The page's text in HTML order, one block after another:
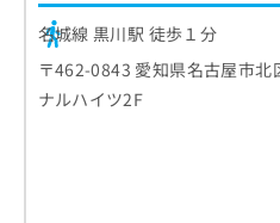
名城線 黒川駅 徒歩１分
〒462-0843 愛知県名古屋市
ナルハイツ2F